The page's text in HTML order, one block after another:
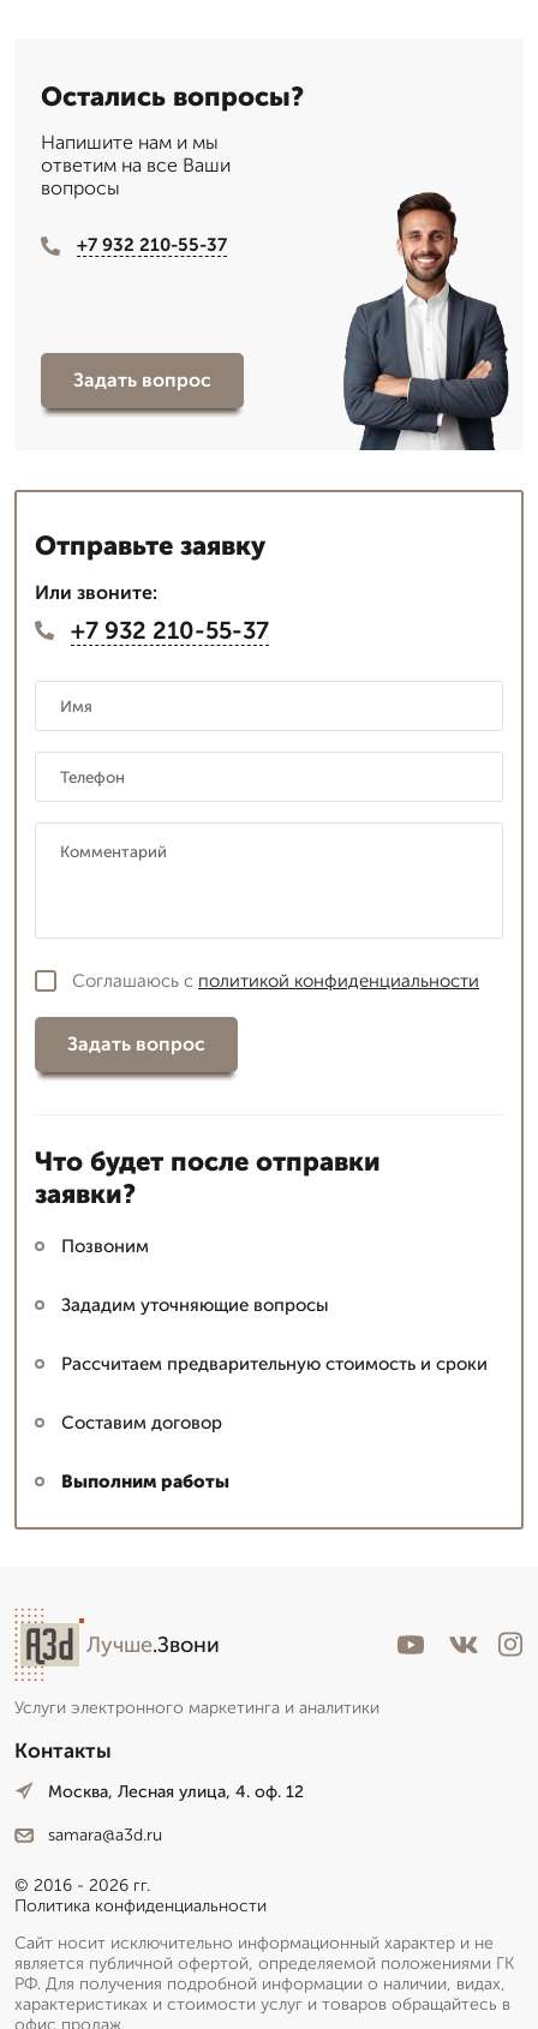
Остались вопросы?
Напишите нам и мы
ответим на все Ваши
вопросы
+7 932 210-55-37
Задать вопрос
Отправьте заявку
Или звоните:
+7 932 210-55-37
Соглашаюсь с политикой конфиденциальности
Задать вопрос
Что будет после отправки
заявки?
Позвоним
Зададим уточняющие вопросы
Рассчитаем предварительную стоимость и сроки
Составим договор
Выполним работы
Лучше.Звони
Услуги электронного маркетинга и аналитики
Контакты
Москва, Лесная улица, 4. оф. 12
samara@a3d.ru
© 2016 - 2026 гг.
Политика конфиденциальности
Сайт носит исключительно информационный характер и не
является публичной офертой, определяемой положениями ГК
РФ. Для получения подробной информации о наличии, видах,
характеристиках и стоимости услуг и товаров обращайтесь в